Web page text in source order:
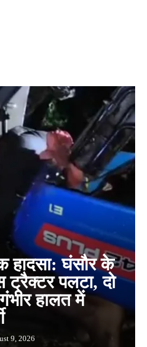
हादसा: घंसौर के
ट्रैक्टर पलटा, दो
हालत में
9, 2026